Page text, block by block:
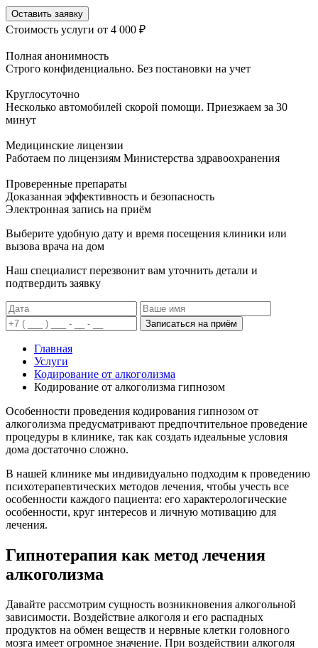
Оставить заявку
Стоимость услуги от 4 000 ₽
Полная анонимность
Строго конфиденциально. Без постановки на учет
Круглосуточно
Несколько автомобилей скорой помощи. Приезжаем за 30
минут
Медицинские лицензии
Работаем по лицензиям Министерства здравоохранения
Проверенные препараты
Доказанная эффективность и безопасность
Электронная запись на приём
Выберите удобную дату и время посещения клиники или
вызова врача на дом
Наш специалист перезвонит вам уточнить детали и
подтвердить заявку
Записаться на приём
Главная
Услуги
Кодирование от алкоголизма
Кодирование от алкоголизма гипнозом
Особенности проведения кодирования гипнозом от
алкоголизма предусматривают предпочтительное проведение
процедуры в клинике, так как создать идеальные условия
дома достаточно сложно.
В нашей клинике мы индивидуально подходим к проведению
психотерапевтических методов лечения, чтобы учесть все
особенности каждого пациента: его характерологические
особенности, круг интересов и личную мотивацию для
лечения.
Гипнотерапия как метод лечения
алкоголизма
Давайте рассмотрим сущность возникновения алкогольной
зависимости. Воздействие алкоголя и его распадных
продуктов на обмен веществ и нервные клетки головного
мозга имеет огромное значение. При воздействии алкоголя